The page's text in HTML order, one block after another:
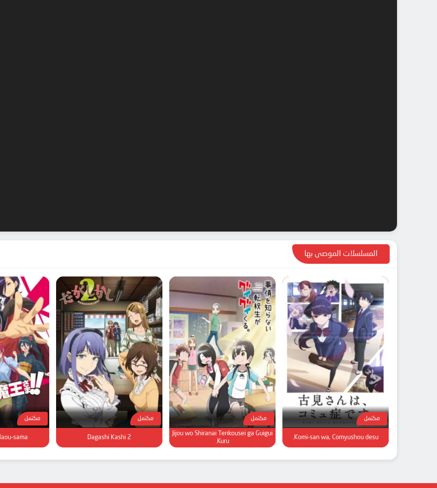
المسلسلات الموصى بها
مكتمل
Komi-san wa, Comyushou desu.
مكتمل
Jijou wo Shiranai Tenkousei ga Guigui
Kuru.
مكتمل
Dagashi Kashi 2
مكتمل
sama!!